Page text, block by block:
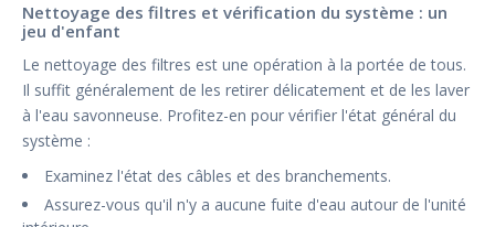
Nettoyage des filtres et vérification du système : un
jeu d'enfant
Le nettoyage des filtres est une opération à la portée de tous.
Il suffit généralement de les retirer délicatement et de les laver
à l'eau savonneuse. Profitez-en pour vérifier l'état général du
système :
Examinez l'état des câbles et des branchements.
Assurez-vous qu'il n'y a aucune fuite d'eau autour de l'unité